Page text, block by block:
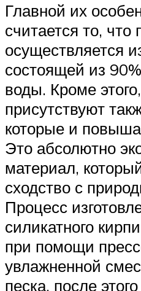
Главной их
считается то, что
осуществляется
состоящей из
воды. Кроме
присутствуют
которые и
Это абсолютно
материал,
сходство с
Процесс
силикатного
при помощи
увлажненной
песка, после